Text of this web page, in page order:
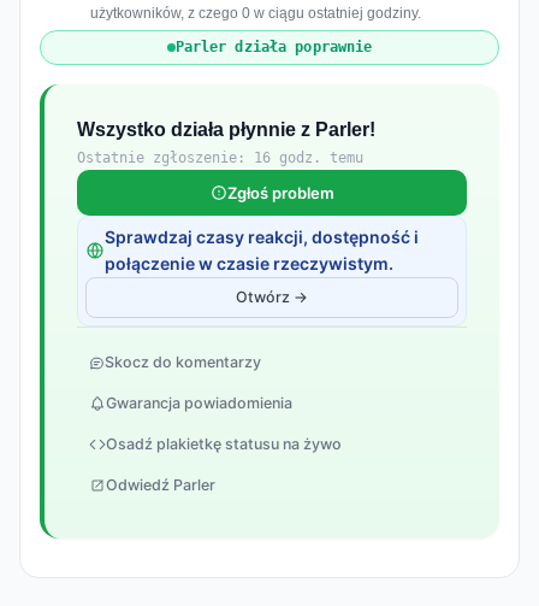
użytkowników, z czego 0 w ciągu ostatniej godziny.
Parler działa poprawnie
Wszystko działa płynnie z Parler!
Ostatnie zgłoszenie: 16 godz. temu
Zgłoś problem
Sprawdzaj czasy reakcji, dostępność i
połączenie w czasie rzeczywistym.
Otwórz →
Skocz do komentarzy
Gwarancja powiadomienia
Osadź plakietkę statusu na żywo
Odwiedź Parler